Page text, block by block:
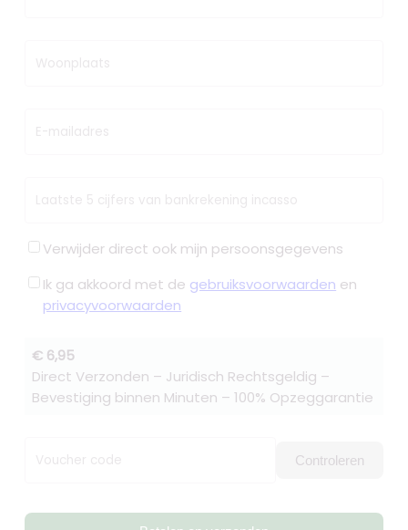
Woonplaats
E-mailadres
Laatste 5 cijfers van bankrekening incasso
Verwijder direct ook mijn persoonsgegevens
Ik ga akkoord met de gebruiksvoorwaarden en
privacyvoorwaarden
€ 6,95
Direct Verzonden – Juridisch Rechtsgeldig –
Bevestiging binnen Minuten – 100% Opzeggarantie
Voucher code Controleren